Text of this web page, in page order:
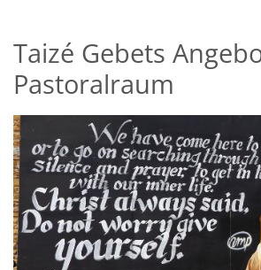
Taizé Gebets
Pastoralraum